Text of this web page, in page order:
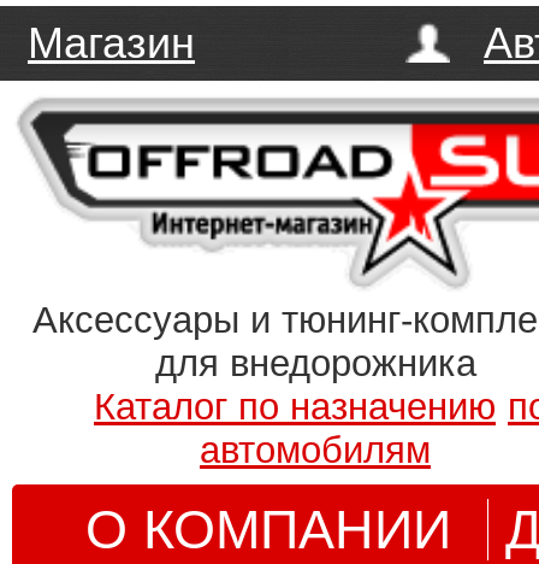
Магазин
Аксессуары и тюнинг-
для внедорожника
Каталог по назначению
автомобилям
О КОМПАНИИ